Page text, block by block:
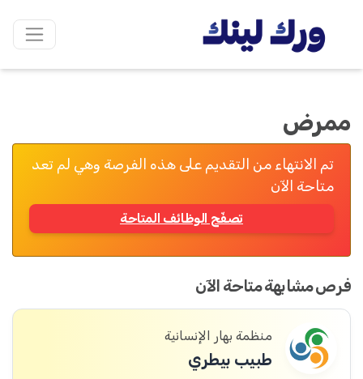
ممرض
تم الانتهاء من التقديم على هذه الفرصة وهي لم تعد
متاحة الآن
تصفّح الوظائف المتاحة
فرص مشابهة متاحة الآن
منظمة بهار الإنسانية
طبيب بيطري